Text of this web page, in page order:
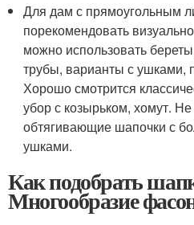
Для дам с прямоугольным
порекомендовать
можно использовать
трубы, варианты с ушками,
Хорошо смотрится
убор с козырьком, хомут. Не
обтягивающие шапочки с
ушками.
Как подобрать
Многообразие